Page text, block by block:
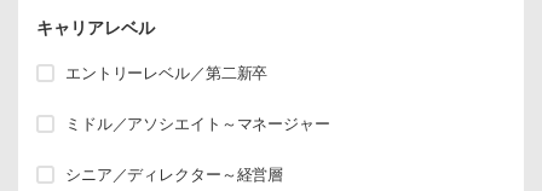
キャリアレベル
エントリーレベル／第二新卒
ミドル／アソシエイト～マネージャー
シニア／ディレクター～経営層